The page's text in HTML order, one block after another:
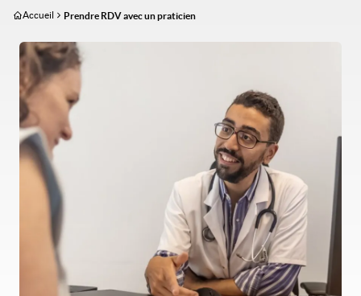
Aller
contenu
principal
Accueil Prendre RDV avec un praticien
Image